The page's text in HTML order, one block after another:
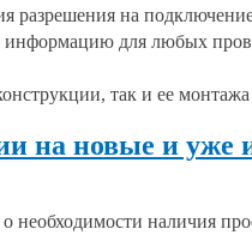
разрешения на
информацию для любых
так и ее монтажа
на новые и
необходимости наличия